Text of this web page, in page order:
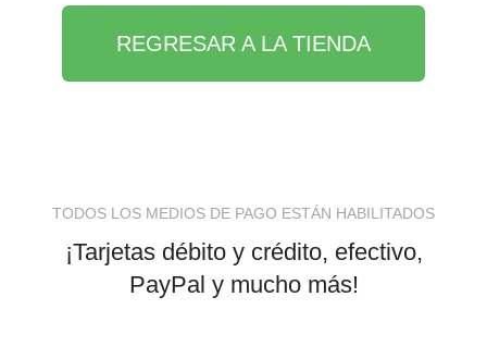
REGRESAR A LA TIENDA
TODOS LOS MEDIOS DE PAGO ESTÁN HABILITADOS
¡Tarjetas débito y crédito, efectivo,
PayPal y mucho más!